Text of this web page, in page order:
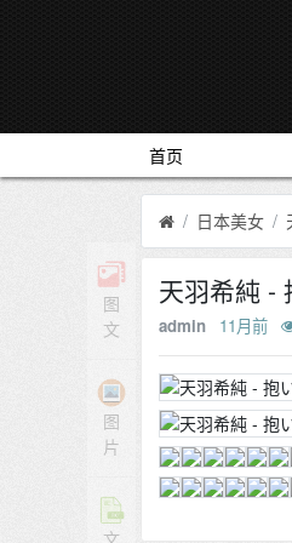
首页
图
文
图
片
文
日本美女
天羽希純 -
admin 11月前